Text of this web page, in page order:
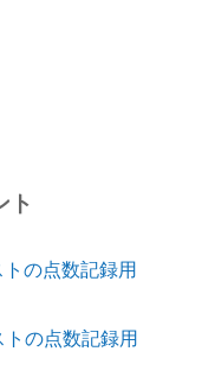
ト
トの点数記録用
トの点数記録用